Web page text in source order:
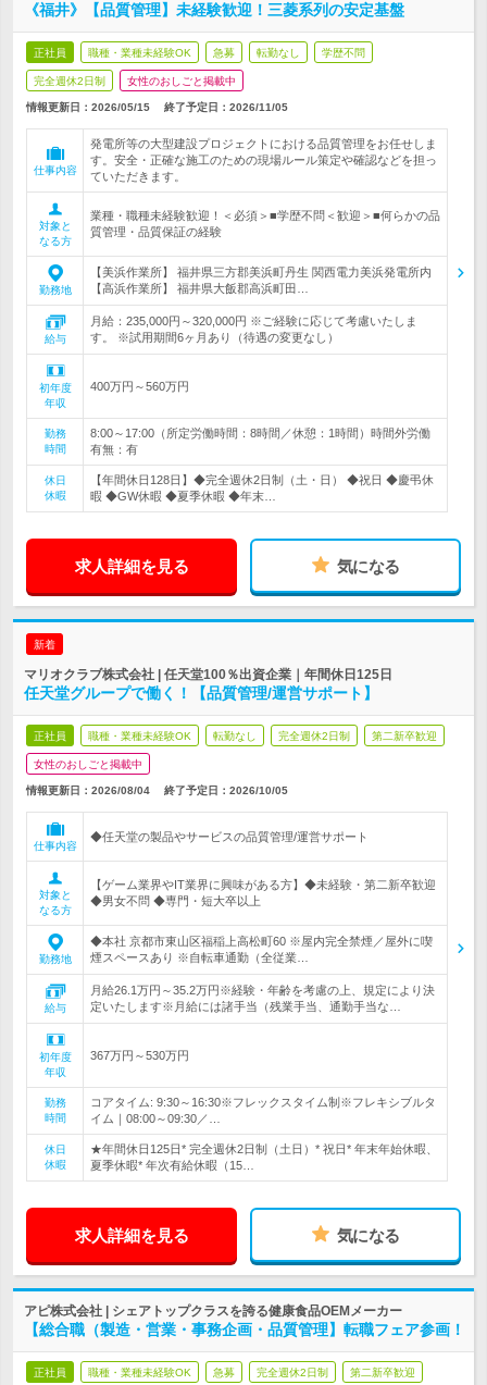
《福井》【品質管理】未経験歓迎！三菱系列の安定基盤
正社員 職種・業種未経験OK 急募 転勤なし 学歴不問
完全週休2日制 女性のおしごと掲載中
情報更新日：2026/05/15 終了予定日： 2026/11/05
仕事内容
発電所等の大型建設プロジェクトにおける品質管理をお任せしま
す。安全・正確な施工のための現場ルール策定や確認などを担っ
ていただきます。
対象と
なる方
業種・職種未経験歓迎！＜必須＞■学歴不問＜歓迎＞■何らかの品
質管理・品質保証の経験
勤務地
【美浜作業所】 福井県三方郡美浜町丹生 関西電力美浜発電所内
【高浜作業所】 福井県大飯郡高浜町田…
給与
月給：235,000円～320,000円 ※ご経験に応じて考慮いたしま
す。 ※試用期間6ヶ月あり（待遇の変更なし）
初年度
年収
400万円～560万円
勤務
時間
8:00～17:00（所定労働時間：8時間／休憩：1時間）時間外労働
有無：有
休日
休暇
【年間休日128日】◆完全週休2日制（土・日） ◆祝日 ◆慶弔休
暇 ◆GW休暇 ◆夏季休暇 ◆年末…
求人詳細を見る 気になる
新着
マリオクラブ株式会社 | 任天堂100％出資企業｜年間休日125日
任天堂グループで働く！【品質管理/運営サポート】
正社員 職種・業種未経験OK 転勤なし 完全週休2日制 第二新卒歓迎
女性のおしごと掲載中
情報更新日：2026/08/04 終了予定日： 2026/10/05
仕事内容
◆任天堂の製品やサービスの品質管理/運営サポート
対象と
なる方
【ゲーム業界やIT業界に興味がある方】◆未経験・第二新卒歓迎
◆男女不問 ◆専門・短大卒以上
勤務地
◆本社 京都市東山区福稲上高松町60 ※屋内完全禁煙／屋外に喫
煙スペースあり ※自転車通勤（全従業…
給与
月給26.1万円～35.2万円※経験・年齢を考慮の上、規定により決
定いたします※月給には諸手当（残業手当、通勤手当な…
初年度
年収
367万円～530万円
勤務
時間
コアタイム: 9:30～16:30※フレックスタイム制※フレキシブルタ
イム｜08:00～09:30／…
休日
休暇
★年間休日125日* 完全週休2日制（土日）* 祝日* 年末年始休暇、
夏季休暇* 年次有給休暇（15…
求人詳細を見る 気になる
アピ株式会社 | シェアトップクラスを誇る健康食品OEMメーカー
【総合職（製造・営業・事務企画・品質管理】転職フェア参画！
正社員 職種・業種未経験OK 急募 完全週休2日制 第二新卒歓迎